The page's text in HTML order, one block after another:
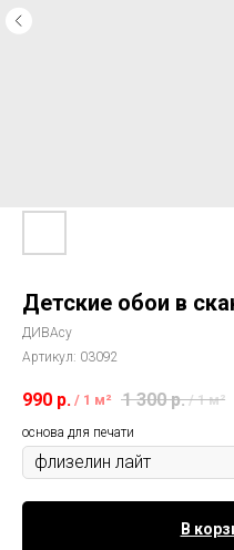
Детские обои в
ДИВАсу
Артикул: 03092
990 р. / 1 м² 1 300 р. / 1 м²
основа для печати
В